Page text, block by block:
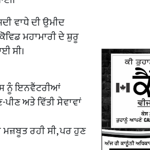
ਵਾਧੇ ਦੀ ਉਮੀਦ
ਮਹਾਮਾਰੀ ਦੇ ਸ਼ੁਰੂ
ਸੀ।
ਨੂੰ ਇਨਵੈਂਟਰੀਆਂ
ਅਤੇ ਵਿੱਤੀ ਸੇਵਾਵਾਂ
ਰਹੀ ਸੀ, ਪਰ ਹੁਣ